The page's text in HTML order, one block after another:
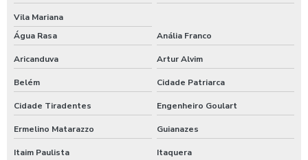
Vila Mariana
Água Rasa
Anália Franco
Aricanduva Artur Alvim
Belém Cidade Patriarca
Cidade Tiradentes Engenheiro Goulart
Ermelino Matarazzo Guianazes
Itaim Paulista Itaquera